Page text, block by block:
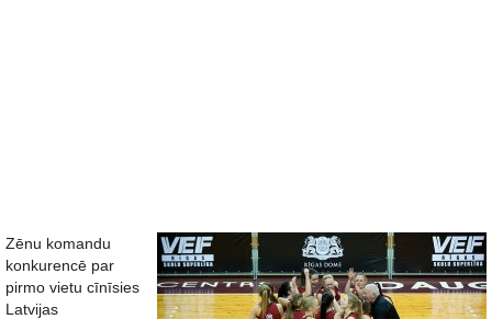
Zēnu komandu
konkurencē par
pirmo vietu cīnīsies
Latvijas